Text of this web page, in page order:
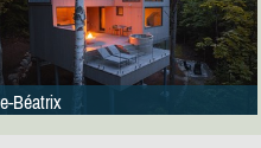
Béatrix